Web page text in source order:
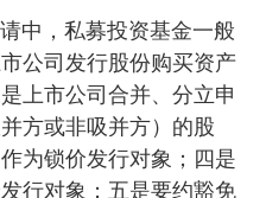
中，私募投资基金一般
公司发行股份购买资产
上市公司合并、分立申
方或非吸并方）的股
为锁价发行对象；四是
行对象；五是要约豁免